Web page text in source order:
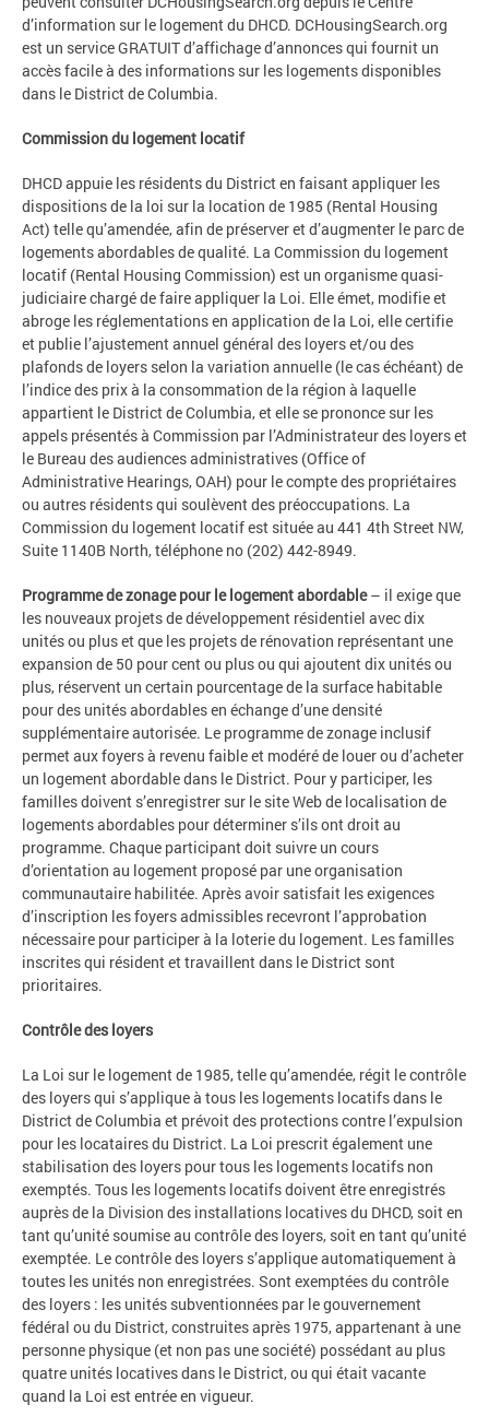
d’information sur le logement du DHCD. DCHousingSearch.org
est un service GRATUIT d’affichage d’annonces qui fournit un
accès facile à des informations sur les logements disponibles
dans le District de Columbia.
Commission du logement locatif
DHCD appuie les résidents du District en faisant appliquer les
dispositions de la loi sur la location de 1985 (Rental Housing
Act) telle qu’amendée, afin de préserver et d’augmenter le parc de
logements abordables de qualité. La Commission du logement
locatif (Rental Housing Commission) est un organisme quasi-
judiciaire chargé de faire appliquer la Loi. Elle émet, modifie et
abroge les réglementations en application de la Loi, elle certifie
et publie l’ajustement annuel général des loyers et/ou des
plafonds de loyers selon la variation annuelle (le cas échéant) de
l’indice des prix à la consommation de la région à laquelle
appartient le District de Columbia, et elle se prononce sur les
appels présentés à Commission par l’Administrateur des loyers et
le Bureau des audiences administratives (Office of
Administrative Hearings, OAH) pour le compte des propriétaires
ou autres résidents qui soulèvent des préoccupations. La
Commission du logement locatif est située au 441 4th Street NW,
Suite 1140B North, téléphone no (202) 442-8949.
Programme de zonage pour le logement abordable– il exige que
les nouveaux projets de développement résidentiel avec dix
unités ou plus et que les projets de rénovation représentant une
expansion de 50 pour cent ou plus ou qui ajoutent dix unités ou
plus, réservent un certain pourcentage de la surface habitable
pour des unités abordables en échange d’une densité
supplémentaire autorisée. Le programme de zonage inclusif
permet aux foyers à revenu faible et modéré de louer ou d’acheter
un logement abordable dans le District. Pour y participer, les
familles doivent s’enregistrer sur le site Web de localisation de
logements abordables pour déterminer s’ils ont droit au
programme. Chaque participant doit suivre un cours
d’orientation au logement proposé par une organisation
communautaire habilitée. Après avoir satisfait les exigences
d’inscription les foyers admissibles recevront l’approbation
nécessaire pour participer à la loterie du logement. Les familles
inscrites qui résident et travaillent dans le District sont
prioritaires.
Contrôle des loyers
La Loi sur le logement de 1985, telle qu’amendée, régit le contrôle
des loyers qui s’applique à tous les logements locatifs dans le
District de Columbia et prévoit des protections contre l’expulsion
pour les locataires du District. La Loi prescrit également une
stabilisation des loyers pour tous les logements locatifs non
exemptés. Tous les logements locatifs doivent être enregistrés
auprès de la Division des installations locatives du DHCD, soit en
tant qu’unité soumise au contrôle des loyers, soit en tant qu’unité
exemptée. Le contrôle des loyers s’applique automatiquement à
toutes les unités non enregistrées. Sont exemptées du contrôle
des loyers : les unités subventionnées par le gouvernement
fédéral ou du District, construites après 1975, appartenant à une
personne physique (et non pas une société) possédant au plus
quatre unités locatives dans le District, ou qui était vacante
quand la Loi est entrée en vigueur.